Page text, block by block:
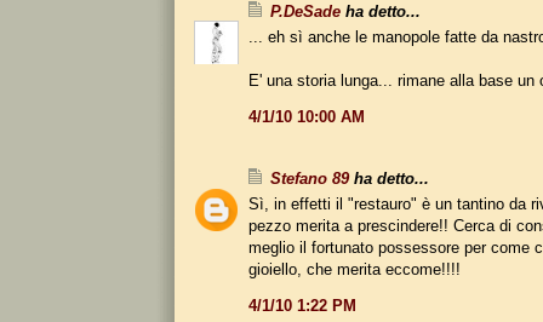
P.DeSade ha detto...
... eh sì anche le manopole fatte da
E' una storia lunga... rimane alla base un
4/1/10 10:00 AM
Stefano 89ha detto...
Sì, in effetti il "restauro" è un tantino da
pezzo merita a prescindere!! Cerca di
meglio il fortunato possessore per come
gioiello, che merita eccome!!!!
4/1/10 1:22 PM